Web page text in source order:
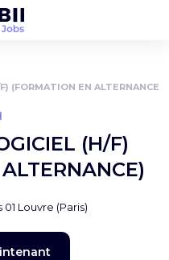
(FORMATION EN ALTERNANCE)
(H/F)
01 Louvre (Paris)